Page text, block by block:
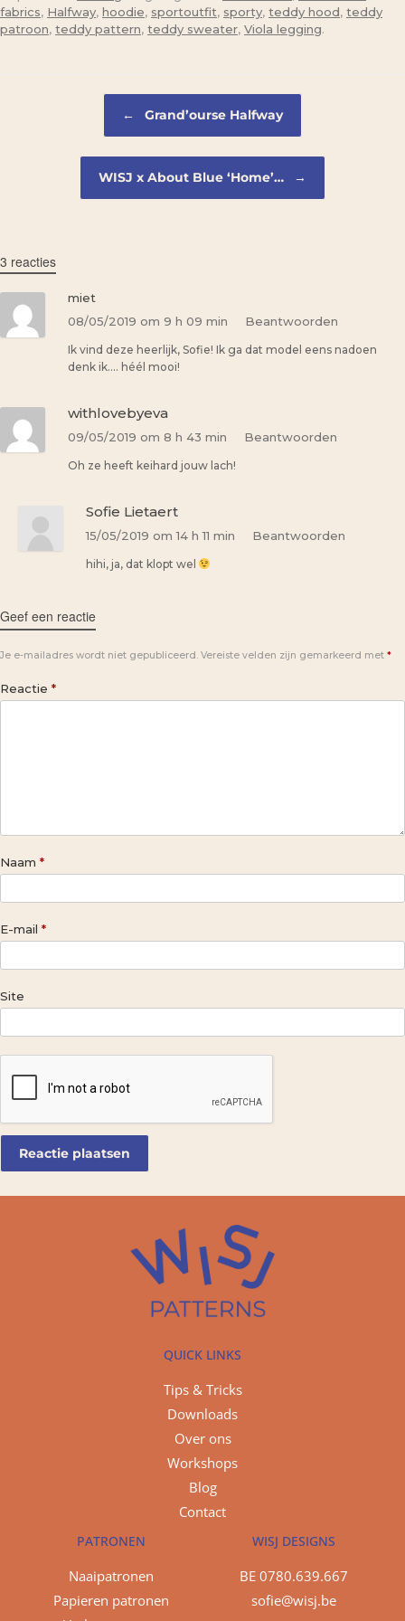
fabrics, Halfway, hoodie, sportoutfit, sporty, teddy hood, teddy
patroon, teddy pattern, teddy sweater, Viola legging.
← Grand’ourse Halfway
WISJ x About Blue ‘Home’… →
3 reacties
miet
08/05/2019 om 9 h 09 min
Beantwoorden
Ik vind deze heerlijk, Sofie! Ik ga dat model eens nadoen
denk ik…. héél mooi!
withlovebyeva
09/05/2019 om 8 h 43 min Beantwoorden
Oh ze heeft keihard jouw lach!
Sofie Lietaert
15/05/2019 om 14 h 11 min Beantwoorden
hihi, ja, dat klopt wel
Geef een reactie
Je e-mailadres wordt niet gepubliceerd. Vereiste velden zijn gemarkeerd met *
Reactie *
Naam *
E-mail *
Site
QUICK LINKS
Tips & Tricks
Downloads
Over ons
Workshops
Blog
Contact
PATRONEN
Naaipatronen
Papieren patronen
WISJ DESIGNS
BE 0780.639.667
sofie@wisj.be